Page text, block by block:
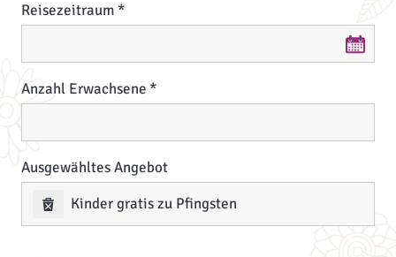
Reisezeitraum
Anzahl Erwachsene
Ausgewähltes Angebot
Kinder gratis zu Pfingsten